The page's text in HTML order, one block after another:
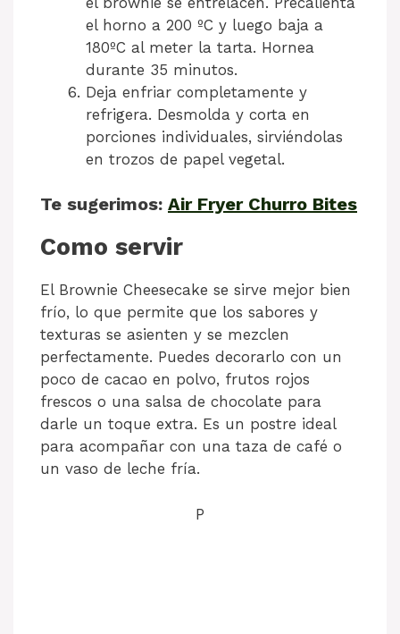
el horno a 200 ºC y luego baja a
180ºC al meter la tarta. Hornea
durante 35 minutos.
Deja enfriar completamente y
refrigera. Desmolda y corta en
porciones individuales, sirviéndolas
en trozos de papel vegetal.
Te sugerimos: Air Fryer Churro Bites
Como servir
El Brownie Cheesecake se sirve mejor bien
frío, lo que permite que los sabores y
texturas se asienten y se mezclen
perfectamente. Puedes decorarlo con un
poco de cacao en polvo, frutos rojos
frescos o una salsa de chocolate para
darle un toque extra. Es un postre ideal
para acompañar con una taza de café o
un vaso de leche fría.
P